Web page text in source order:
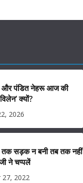
और पंडित नेहरू आज की
क्यों?
2026
तक सड़क न बनी तब तक नहीं
ने चप्पलें
2022